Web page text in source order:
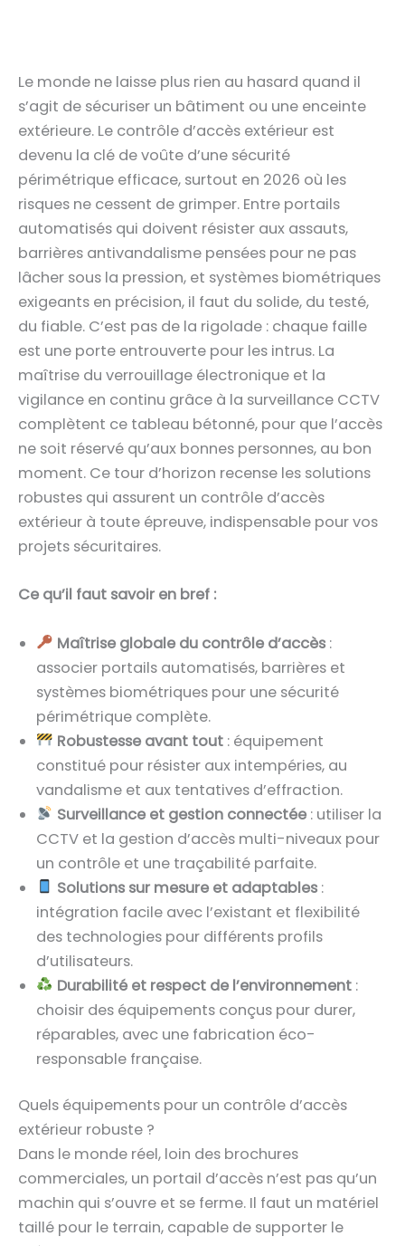
Le monde ne laisse plus rien au hasard quand il
s’agit de sécuriser un bâtiment ou une enceinte
extérieure. Le contrôle d’accès extérieur est
devenu la clé de voûte d’une sécurité
périmétrique efficace, surtout en 2026 où les
risques ne cessent de grimper. Entre portails
automatisés qui doivent résister aux assauts,
barrières antivandalisme pensées pour ne pas
lâcher sous la pression, et systèmes biométriques
exigeants en précision, il faut du solide, du testé,
du fiable. C’est pas de la rigolade : chaque faille
est une porte entrouverte pour les intrus. La
maîtrise du verrouillage électronique et la
vigilance en continu grâce à la surveillance CCTV
complètent ce tableau bétonné, pour que l’accès
ne soit réservé qu’aux bonnes personnes, au bon
moment. Ce tour d’horizon recense les solutions
robustes qui assurent un contrôle d’accès
extérieur à toute épreuve, indispensable pour vos
projets sécuritaires.
Ce qu’il faut savoir en bref :
Maîtrise globale du contrôle d’accès:
associer portails automatisés, barrières et
systèmes biométriques pour une sécurité
périmétrique complète.
Robustesse avant tout: équipement
constitué pour résister aux intempéries, au
vandalisme et aux tentatives d’effraction.
Surveillance et gestion connectée: utiliser la
CCTV et la gestion d’accès multi-niveaux pour
un contrôle et une traçabilité parfaite.
Solutions sur mesure et adaptables:
intégration facile avec l’existant et flexibilité
des technologies pour différents profils
d’utilisateurs.
Durabilité et respect de l’environnement:
choisir des équipements conçus pour durer,
réparables, avec une fabrication éco-
responsable française.
Quels équipements pour un contrôle d’accès
extérieur robuste ?
Dans le monde réel, loin des brochures
commerciales, un portail d’accès n’est pas qu’un
machin qui s’ouvre et se ferme. Il faut un matériel
taillé pour le terrain, capable de supporter le